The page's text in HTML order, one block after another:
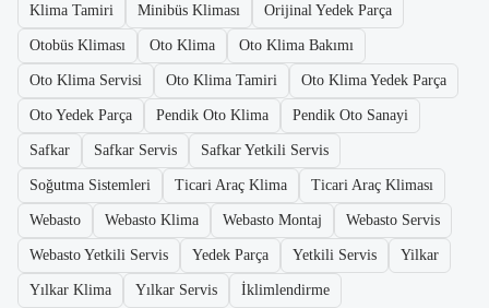
Klima Tamiri Minibüs Kliması Orijinal Yedek Parça
Otobüs Kliması Oto Klima Oto Klima Bakımı
Oto Klima Servisi Oto Klima Tamiri Oto Klima Yedek Parça
Oto Yedek Parça Pendik Oto Klima Pendik Oto Sanayi
Safkar Safkar Servis Safkar Yetkili Servis
Soğutma Sistemleri Ticari Araç Klima Ticari Araç Kliması
Webasto Webasto Klima Webasto Montaj Webasto Servis
Webasto Yetkili Servis Yedek Parça Yetkili Servis Yilkar
Yılkar Klima Yılkar Servis İklimlendirme